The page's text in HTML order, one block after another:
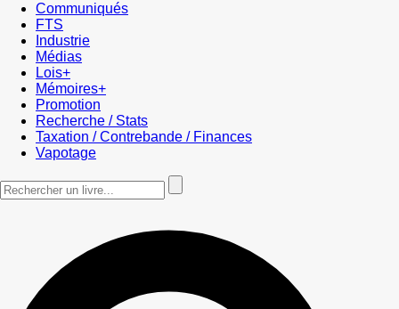
Communiqués
FTS
Industrie
Médias
Lois+
Mémoires+
Promotion
Recherche / Stats
Taxation / Contrebande / Finances
Vapotage